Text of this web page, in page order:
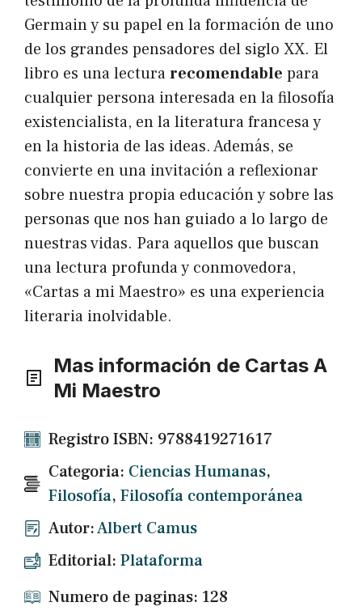
Germain y su papel en la formación de uno
de los grandes pensadores del siglo XX. El
libro es una lecturarecomendable para
cualquier persona interesada en la filosofía
existencialista, en la literatura francesa y
en la historia de las ideas. Además, se
convierte en una invitación a reflexionar
sobre nuestra propia educación y sobre las
personas que nos han guiado a lo largo de
nuestras vidas. Para aquellos que buscan
una lectura profunda y conmovedora,
«Cartas a mi Maestro» es una experiencia
literaria inolvidable.
Mas información de Cartas A
Mi Maestro
Registro ISBN: 9788419271617
Categoria: Ciencias Humanas,
Filosofía, Filosofía contemporánea
Autor:Albert Camus
Editorial: Plataforma
Numero de paginas: 128